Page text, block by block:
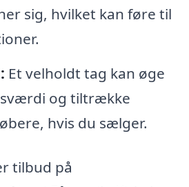
sig, hvilket kan føre til
Et velholdt tag kan øge
og tiltrække
hvis du sælger.
tilbud på